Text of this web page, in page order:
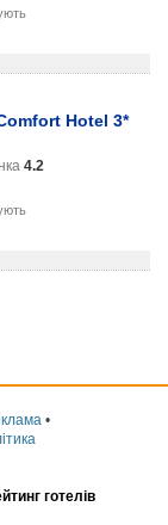
Hotel 3*
4.2
•
готелів